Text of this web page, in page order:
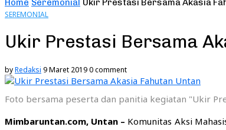
Home Seremonial Ukir Prestasi Bersama Akasia
SEREMONIAL
Ukir Prestasi Bersama
byRedaksi 9 Maret 20190 comment
Foto bersama peserta dan panitia kegiatan "Ukir
Mimbaruntan.com, Untan – Komunitas Aksi